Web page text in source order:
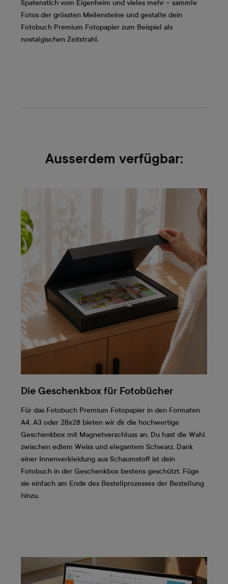
Spatenstich vom Eigenheim und vieles mehr – sammle
Fotos der grössten Meilensteine und gestalte dein
Fotobuch Premium Fotopapier zum Beispiel als
nostalgischen Zeitstrahl.
Ausserdem verfügbar:
Die Geschenkbox für Fotobücher
Für das Fotobuch Premium Fotopapier in den Formaten
A4, A3 oder 28x28 bieten wir dir die hochwertige
Geschenkbox mit Magnetverschluss an. Du hast die Wahl
zwischen edlem Weiss und elegantem Schwarz. Dank
einer Innenverkleidung aus Schaumstoff ist dein
Fotobuch in der Geschenkbox bestens geschützt. Füge
sie einfach am Ende des Bestellprozesses der Bestellung
hinzu.